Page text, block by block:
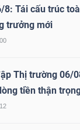
8: Tái cấu trúc
trưởng mới
Thị trường 06/
tiền thận